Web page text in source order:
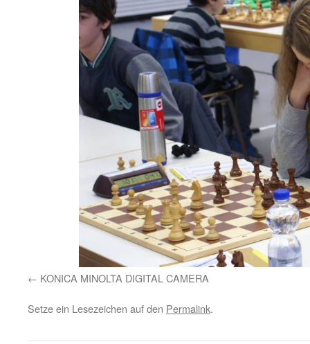
KONICA MINOLTA DIGITAL CAMERA
Setze ein Lesezeichen auf den Permalink.